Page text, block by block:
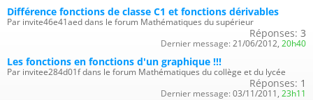
Différence fonctions de classe C1 et fonctions dérivables
Par invite46e41aed dans le forum Mathématiques du supérieur
Réponses: 3
Dernier message: 21/06/2012, 20h40
Les fonctions en fonctions d'un graphique !!!
Par invitee284d01f dans le forum Mathématiques du collège et du lycée
Réponses: 1
Dernier message: 03/11/2011, 23h11